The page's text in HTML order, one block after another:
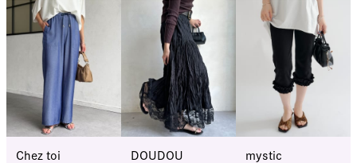
Chez toi DOUDOU mystic